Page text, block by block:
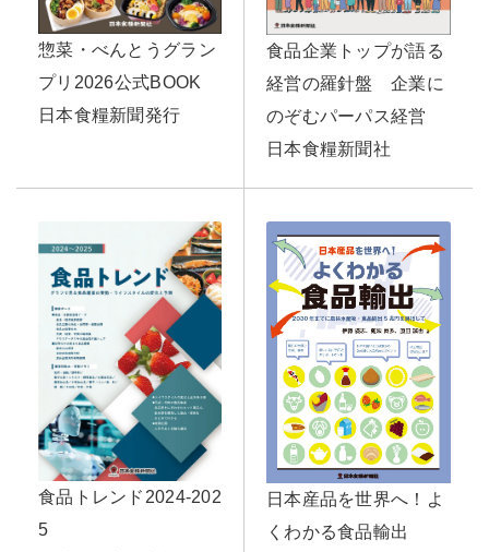
惣菜・べんとうグラン
プリ2026公式BOOK
日本食糧新聞発行
食品企業トップが語る
経営の羅針盤 企業に
のぞむパーパス経営
日本食糧新聞社
食品トレンド2024-202
5
日本産品を世界へ！よ
くわかる食品輸出